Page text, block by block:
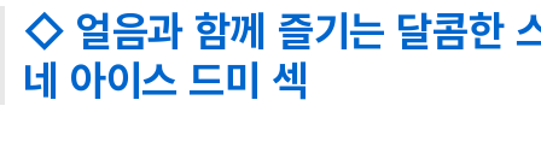
◇ 얼음과 함께 즐기는 달콤한
네 아이스 드미 섹